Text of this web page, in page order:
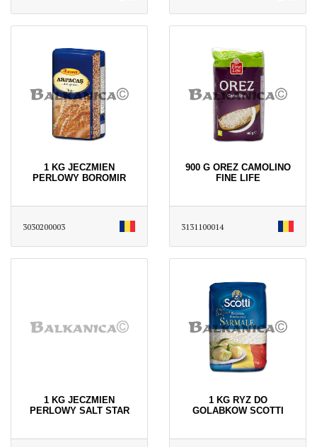
1 KG JECZMIEN
PERLOWY BOROMIR
3030200003
900 G OREZ CAMOLINO
FINE LIFE
3131100014
1 KG JECZMIEN
PERLOWY SALT STAR
1 KG RYZ DO
GOLABKOW SCOTTI